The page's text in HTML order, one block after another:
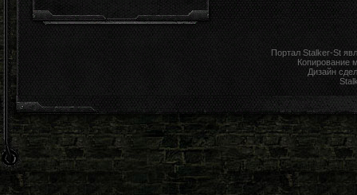
Портал Stalker-St
Копирование
Дизайн